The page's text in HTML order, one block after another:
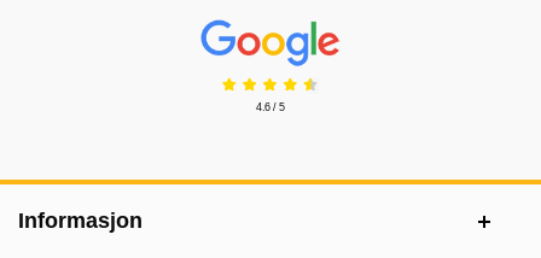
Prisjakt Vurdering: 4.6 Stjerne
4.6 / 5
Informasjon